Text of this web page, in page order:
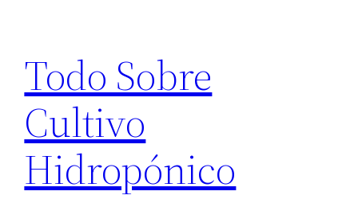
contenido
Todo Sobre
Cultivo
Hidropónico